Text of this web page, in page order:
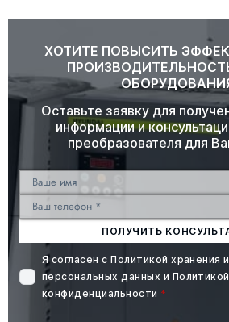
ХОТИТЕ ПОВЫСИТЬ
Оставьте заявку для
информации и
преобразователя для
ПОЛУЧИТЬ
Я согласен сПолитикой хранения
персональных данных и Политикой
конфиденциальности *